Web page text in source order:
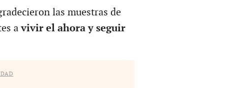
las muestras de
avivir el ahora y seguir